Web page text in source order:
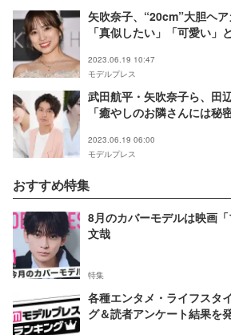
矢吹奈子、“20cm”大胆ヘ
「真似したい」「可愛い」
2023.06.19 10:47
モデルプレス
武田航平・矢吹奈子ら、田
「癒やしのお隣さんには秘
2023.06.19 06:00
モデルプレス
おすすめ特集
8月のカバーモデルは映画
文哉
特集
各種エンタメ・ライフスタ
グ＆読者アンケート結果を